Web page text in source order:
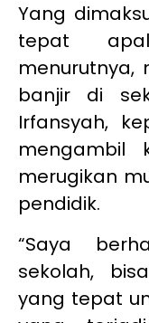
Yang
tepat
menurutnya,
banjir di
Irfansyah,
mengambil
merugikan
pendidik.
“Saya
sekolah,
yang tepat